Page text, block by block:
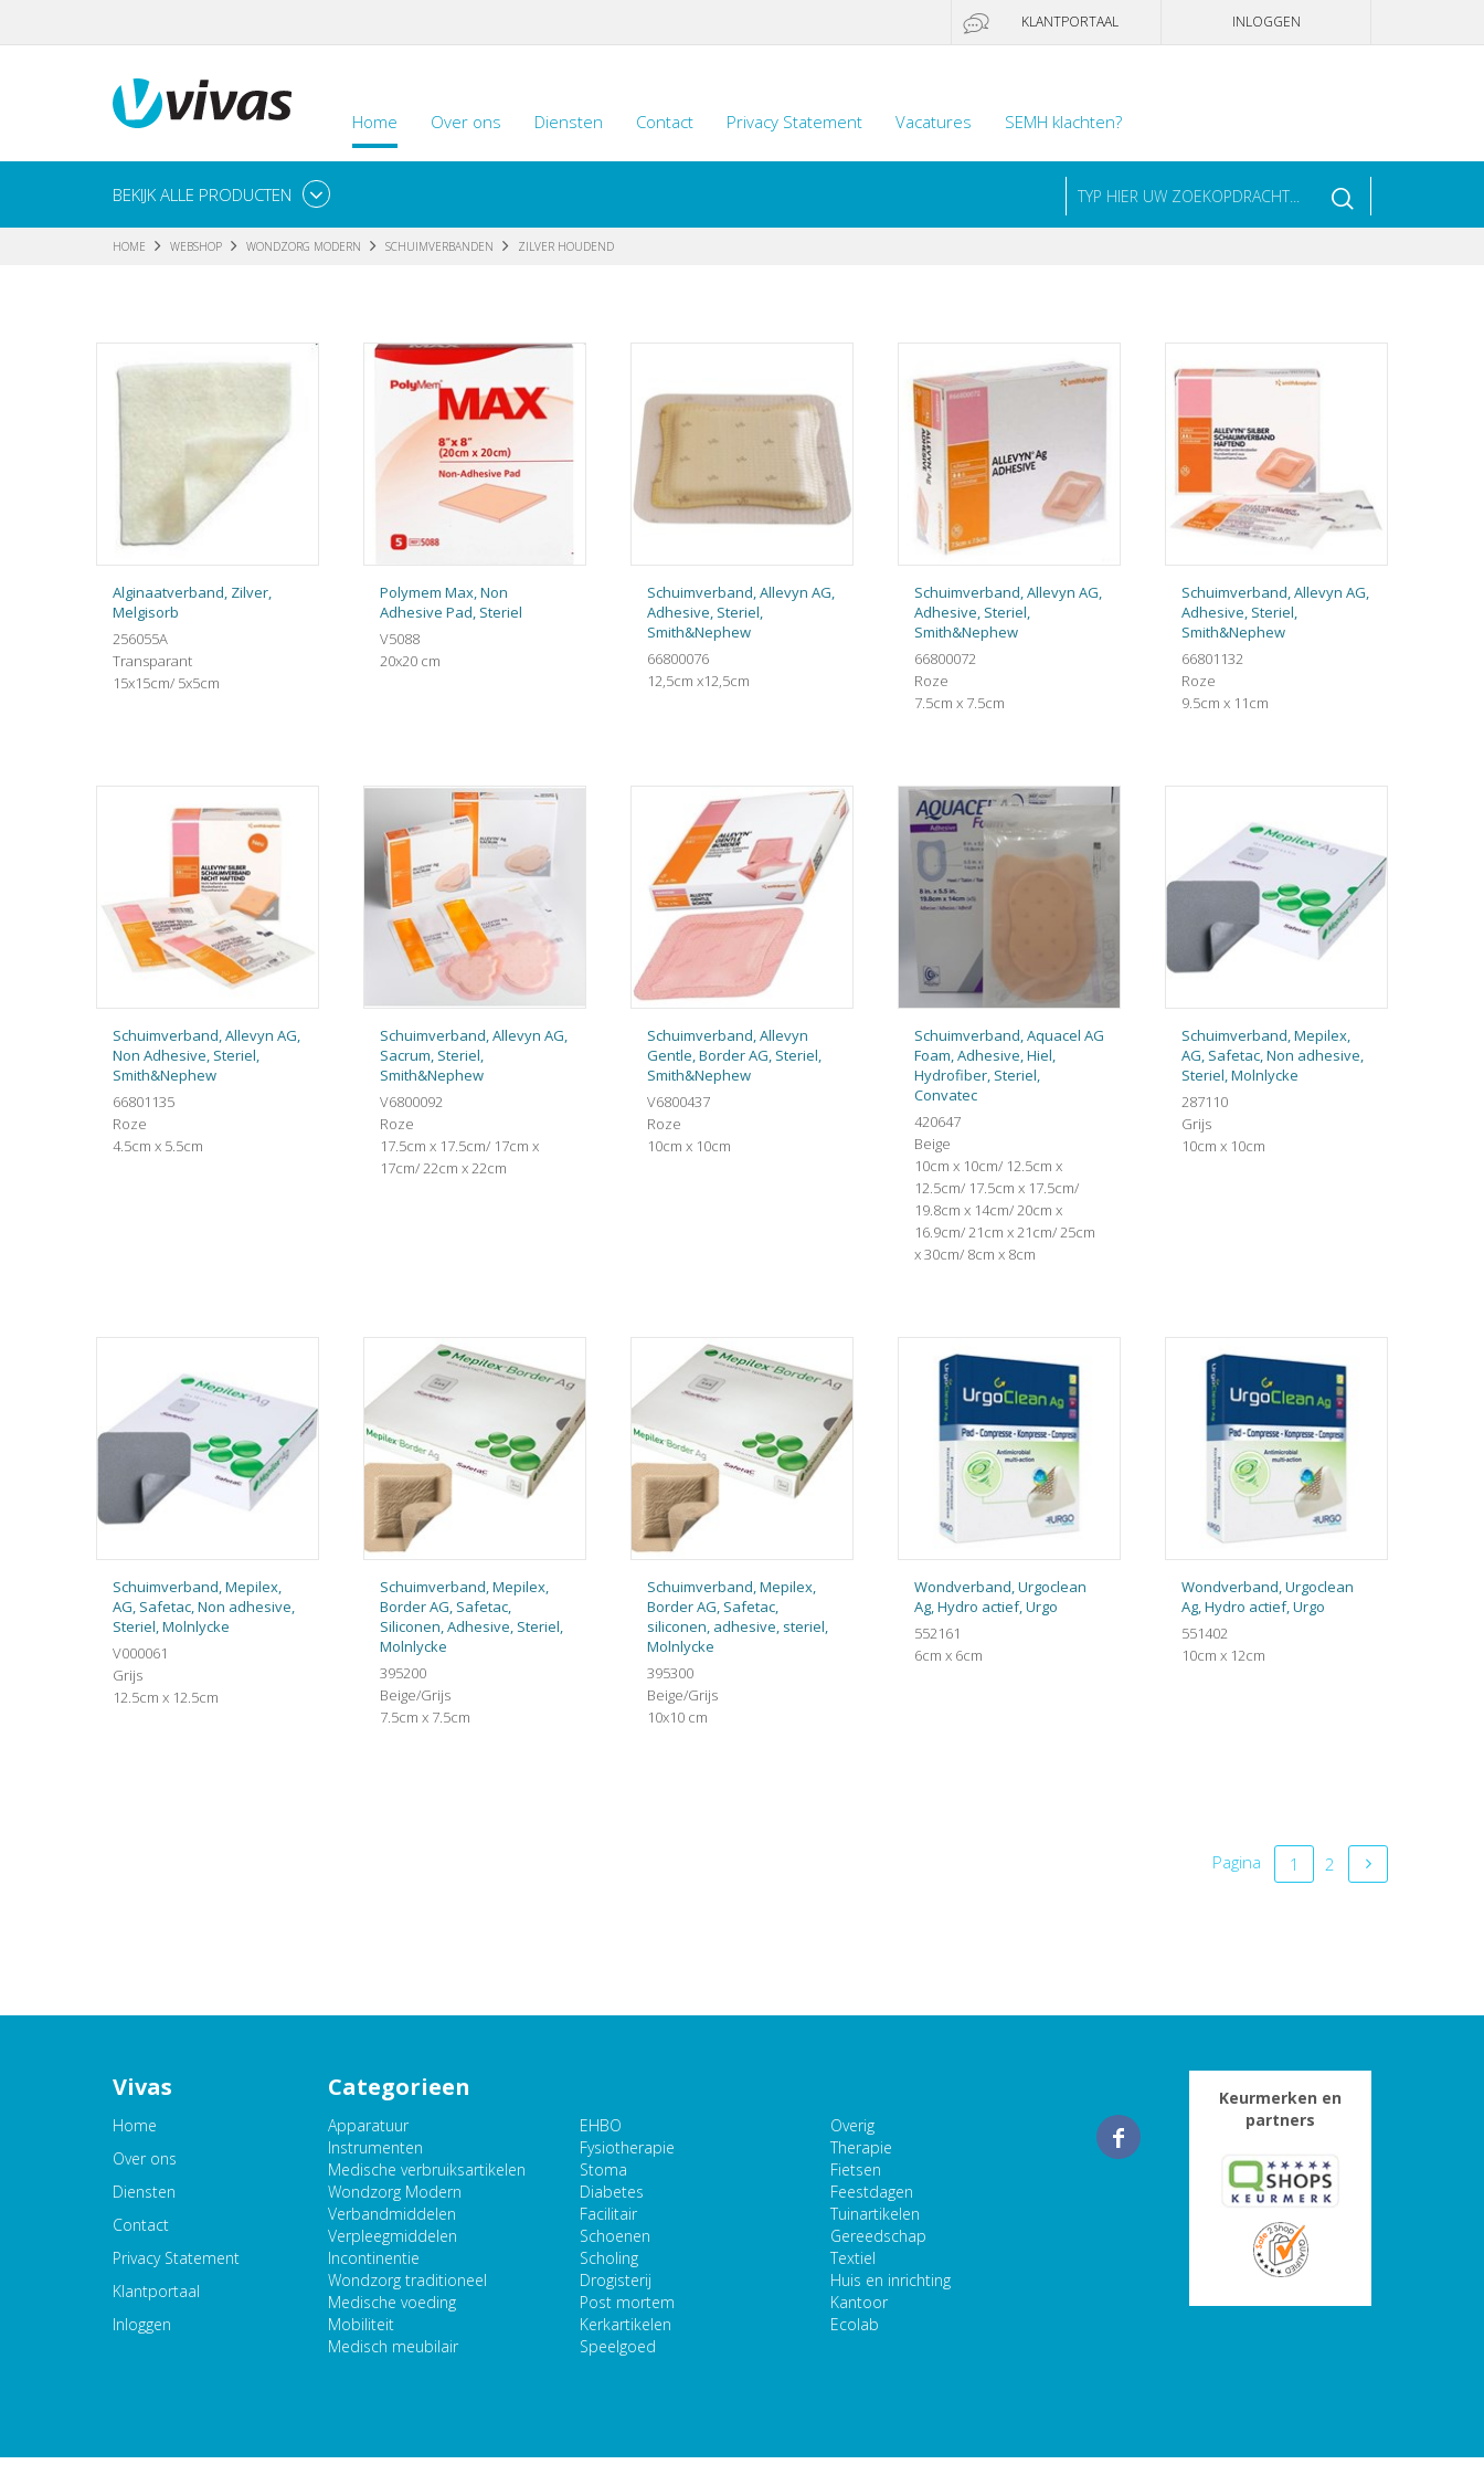
KLANTPORTAAL INLOGGEN
Home Over ons Diensten Contact Privacy Statement Vacatures SEMH klachten?
BEKIJK ALLE PRODUCTEN
HOME WEBSHOP WONDZORG MODERN SCHUIMVERBANDEN ZILVER HOUDEND
Alginaatverband, Zilver,
Melgisorb
256055A
Transparant
15x15cm/ 5x5cm
Polymem Max, Non
Adhesive Pad, Steriel
V5088
20x20 cm
Schuimverband, Allevyn AG,
Adhesive, Steriel,
Smith&Nephew
66800076
12,5cm x12,5cm
Schuimverband, Allevyn AG,
Adhesive, Steriel,
Smith&Nephew
66800072
Roze
7.5cm x 7.5cm
Schuimverband, Allevyn AG,
Adhesive, Steriel,
Smith&Nephew
66801132
Roze
9.5cm x 11cm
Schuimverband, Allevyn AG,
Non Adhesive, Steriel,
Smith&Nephew
66801135
Roze
4.5cm x 5.5cm
Schuimverband, Allevyn AG,
Sacrum, Steriel,
Smith&Nephew
V6800092
Roze
17.5cm x 17.5cm/ 17cm x
17cm/ 22cm x 22cm
Schuimverband, Allevyn
Gentle, Border AG, Steriel,
Smith&Nephew
V6800437
Roze
10cm x 10cm
Schuimverband, Aquacel AG
Foam, Adhesive, Hiel,
Hydrofiber, Steriel,
Convatec
420647
Beige
10cm x 10cm/ 12.5cm x
12.5cm/ 17.5cm x 17.5cm/
19.8cm x 14cm/ 20cm x
16.9cm/ 21cm x 21cm/ 25cm
x 30cm/ 8cm x 8cm
Schuimverband, Mepilex,
AG, Safetac, Non adhesive,
Steriel, Molnlycke
287110
Grijs
10cm x 10cm
Schuimverband, Mepilex,
AG, Safetac, Non adhesive,
Steriel, Molnlycke
V000061
Grijs
12.5cm x 12.5cm
Schuimverband, Mepilex,
Border AG, Safetac,
Siliconen, Adhesive, Steriel,
Molnlycke
395200
Beige/Grijs
7.5cm x 7.5cm
Schuimverband, Mepilex,
Border AG, Safetac,
siliconen, adhesive, steriel,
Molnlycke
395300
Beige/Grijs
10x10 cm
Wondverband, Urgoclean
Ag, Hydro actief, Urgo
552161
6cm x 6cm
Wondverband, Urgoclean
Ag, Hydro actief, Urgo
551402
10cm x 12cm
Pagina 1 2
Vivas
Home
Over ons
Diensten
Contact
Privacy Statement
Klantportaal
Inloggen
Categorieen
Apparatuur
Instrumenten
Medische verbruiksartikelen
Wondzorg Modern
Verbandmiddelen
Verpleegmiddelen
Incontinentie
Wondzorg traditioneel
Medische voeding
Mobiliteit
Medisch meubilair
EHBO
Fysiotherapie
Stoma
Diabetes
Facilitair
Schoenen
Scholing
Drogisterij
Post mortem
Kerkartikelen
Speelgoed
Overig
Therapie
Fietsen
Feestdagen
Tuinartikelen
Gereedschap
Textiel
Huis en inrichting
Kantoor
Ecolab
Keurmerken en
partners